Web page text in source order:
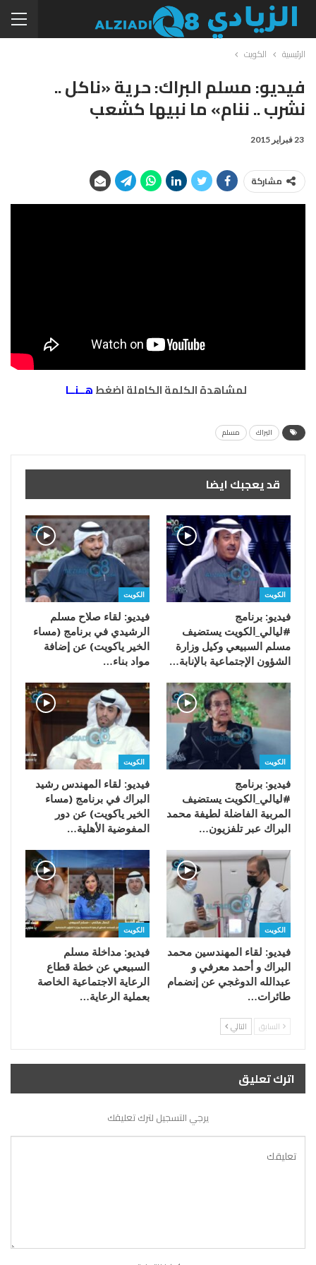
الرئيسية الكويت
فيديو: مسلم البراك: حرية «ناكل ..
نشرب .. ننام» ما نبيها كشعب
23 فبراير 2015
مشاركة
لمشاهدة الكلمة الكاملة اضغطهــنــا
البراك مسلم
قد يعجبك ايضا
الكويت
فيديو: برنامج
#ليالي_الكويت يستضيف
مسلم السبيعي وكيل وزارة
الشؤون الإجتماعية بالإنابة…
الكويت
فيديو: لقاء صلاح مسلم
الرشيدي في برنامج (مساء
الخير ياكويت) عن إضافة
مواد بناء…
الكويت
فيديو: برنامج
#ليالي_الكويت يستضيف
المربية الفاضلة لطيفة محمد
البراك عبر تلفزيون…
الكويت
فيديو: لقاء المهندس رشيد
البراك في برنامج (مساء
الخير ياكويت) عن دور
المفوضية الأهلية…
الكويت
فيديو: لقاء المهندسين محمد
البراك و أحمد معرفي و
عبدالله الدوغجي عن إنضمام
طائرات…
الكويت
فيديو: مداخلة مسلم
السبيعي عن خطة قطاع
الرعاية الاجتماعية الخاصة
بعملية الرعاية…
السابق التالي
اترك تعليق
يرجي التسجيل لترك تعليقك